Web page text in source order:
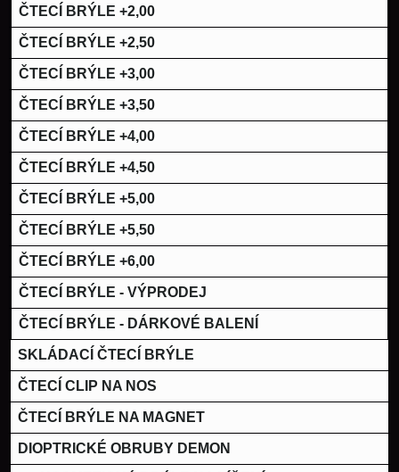
ČTECÍ BRÝLE +2,00
ČTECÍ BRÝLE +2,50
ČTECÍ BRÝLE +3,00
ČTECÍ BRÝLE +3,50
ČTECÍ BRÝLE +4,00
ČTECÍ BRÝLE +4,50
ČTECÍ BRÝLE +5,00
ČTECÍ BRÝLE +5,50
ČTECÍ BRÝLE +6,00
ČTECÍ BRÝLE - VÝPRODEJ
ČTECÍ BRÝLE - DÁRKOVÉ BALENÍ
SKLÁDACÍ ČTECÍ BRÝLE
ČTECÍ CLIP NA NOS
ČTECÍ BRÝLE NA MAGNET
DIOPTRICKÉ OBRUBY DEMON